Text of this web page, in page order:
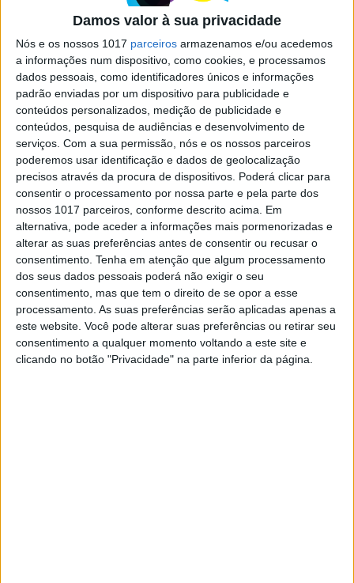
Damos valor à sua privacidade
Nós e os nossos 1017 parceiros armazenamos e/ou acedemos
a informações num dispositivo, como cookies, e processamos
dados pessoais, como identificadores únicos e informações
padrão enviadas por um dispositivo para publicidade e
conteúdos personalizados, medição de publicidade e
conteúdos, pesquisa de audiências e desenvolvimento de
serviços. Com a sua permissão, nós e os nossos parceiros
poderemos usar identificação e dados de geolocalização
precisos através da procura de dispositivos. Poderá clicar para
consentir o processamento por nossa parte e pela parte dos
nossos 1017 parceiros, conforme descrito acima. Em
alternativa, pode aceder a informações mais pormenorizadas e
alterar as suas preferências antes de consentir ou recusar o
consentimento. Tenha em atenção que algum processamento
dos seus dados pessoais poderá não exigir o seu
consentimento, mas que tem o direito de se opor a esse
processamento. As suas preferências serão aplicadas apenas a
este website. Você pode alterar suas preferências ou retirar seu
consentimento a qualquer momento voltando a este site e
clicando no botão "Privacidade" na parte inferior da página.
Se7e
VISÃO SETE
O que é que o Bairro da Graça tem?
Tem um largo renovado, uma
esplanada com 25 anos e muito mais
descobrir
À boleia do largo recentemente renovado e dos
25 anos da esplanada do miradouro, seguimos
num passeio a pé pelas novidades e pelos
clássicos de sempre. De onde? Da Graça, pois, o